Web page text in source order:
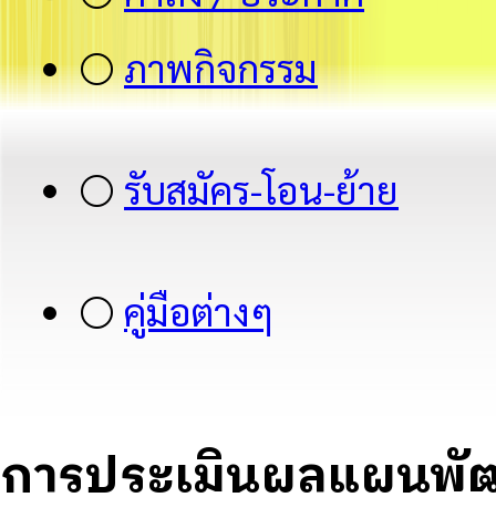
⚪ภาพกิจกรรม
⚪ รับสมัคร-โอน-ย้าย
⚪ คู่มือต่างๆ
การประเมินผลแผน